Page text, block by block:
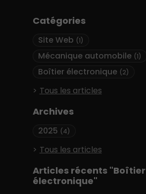
Catégories
Site Web (1)
Mécanique automobile (1)
Boîtier électronique (2)
Tous les articles
Archives
2025 (4)
Tous les articles
Articles récents "Boîtier
électronique"